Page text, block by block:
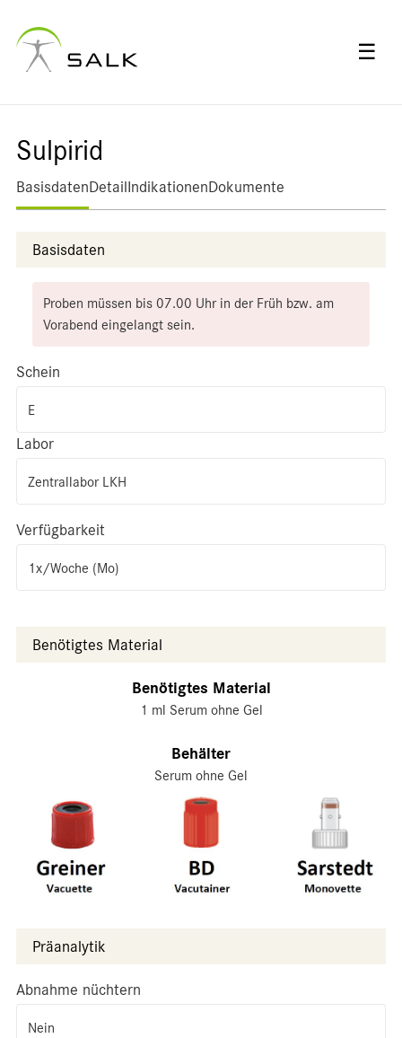
☰
Sulpirid
BasisdatenDetailIndikationenDokumente
Basisdaten
Proben müssen bis 07.00 Uhr in der Früh bzw. am
Vorabend eingelangt sein.
Schein
E
Labor
Zentrallabor LKH
Verfügbarkeit
1x/Woche (Mo)
Benötigtes Material
Benötigtes Material
1 ml Serum ohne Gel
Behälter
Serum ohne Gel
Präanalytik
Abnahme nüchtern
Nein